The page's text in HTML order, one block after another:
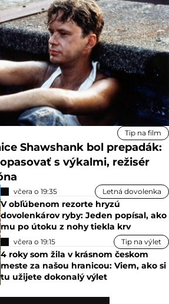
Tip na film
Shawshank bol prepadák:
s výkalmi, režisér
včera o 19:35 Letná dovolenka
V obľúbenom rezorte hryzú
dovolenkárov ryby: Jeden popísal, ako
mu po útoku z nohy tiekla krv
včera o 19:15 Tip na výlet
4 roky som žila v krásnom českom
meste za našou hranicou: Viem, ako si
tu užijete dokonalý výlet